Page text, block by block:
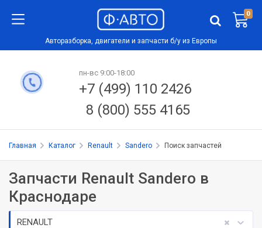
0
Авторазборка, двигатели и запчасти б/у из Европы
пн-вс 9:00-18:00
+7 (499) 110 2426
8 (800) 555 4165
Главная Каталог Renault Sandero Поиск запчастей
Запчасти Renault Sandero в
Краснодаре
RENAULT